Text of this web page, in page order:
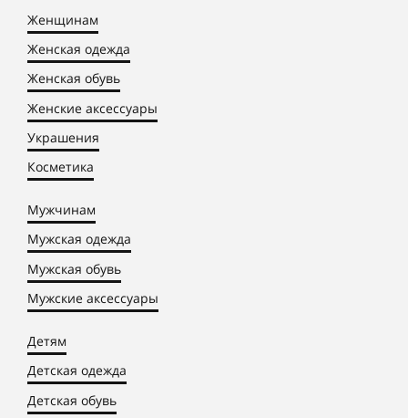
Женщинам
Женская одежда
Женская обувь
Женские аксессуары
Украшения
Косметика
Мужчинам
Мужская одежда
Мужская обувь
Мужские аксессуары
Детям
Детская одежда
Детская обувь